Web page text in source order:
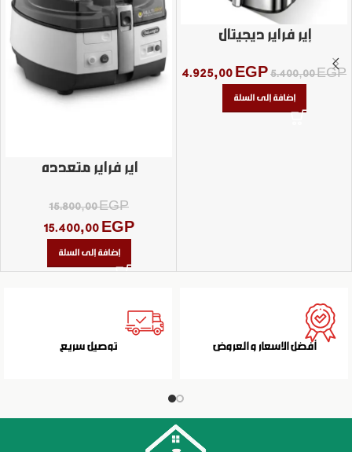
إير فراير ديجيتال
5.400,00EGP
4.925,00 EGP
إضافة إلى السلة
اير فراير متعدده
15.800,00EGP
15.400,00 EGP
إضافة إلى السلة
أفضل الاسعار و العروض توصيل سريع